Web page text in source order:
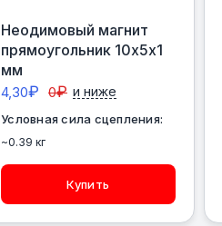
Неодимовый магнит
прямоугольник 10х5х1
мм
4,30₽ 0₽ и ниже
Условная сила сцепления:
~0.39 кг
Купить